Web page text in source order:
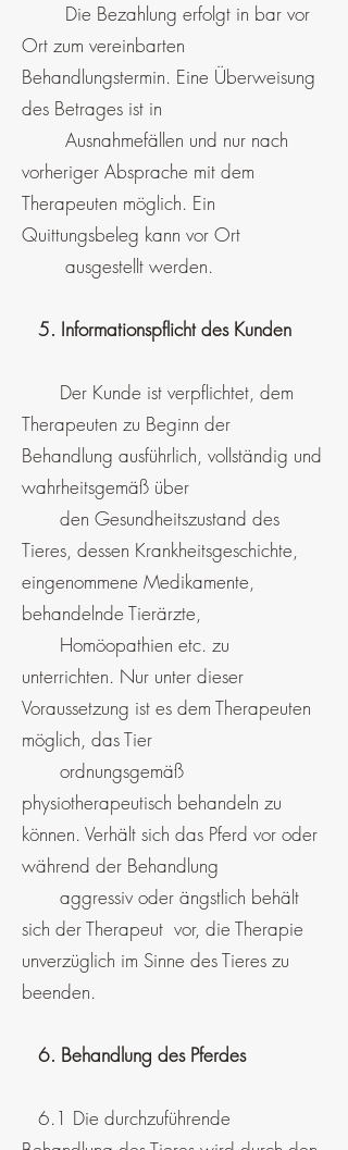
Die Bezahlung erfolgt in bar vor
Ort zum vereinbarten
Behandlungstermin. Eine Überweisung
des Betrages ist in
Ausnahmefällen und nur nach
vorheriger Absprache mit dem
Therapeuten möglich. Ein
Quittungsbeleg kann vor Ort
ausgestellt werden.
5. Informationspflicht des Kunden
Der Kunde ist verpflichtet, dem
Therapeuten zu Beginn der
Behandlung ausführlich, vollständig und
wahrheitsgemäß über
den Gesundheitszustand des
Tieres, dessen Krankheitsgeschichte,
eingenommene Medikamente,
behandelnde Tierärzte,
Homöopathien etc. zu
unterrichten. Nur unter dieser
Voraussetzung ist es dem Therapeuten
möglich, das Tier
ordnungsgemäß
physiotherapeutisch behandeln zu
können. Verhält sich das Pferd vor oder
während der Behandlung
aggressiv oder ängstlich behält
sich der Therapeut vor, die Therapie
unverzüglich im Sinne des Tieres zu
beenden.
6. Behandlung des Pferdes
6.1 Die durchzuführende